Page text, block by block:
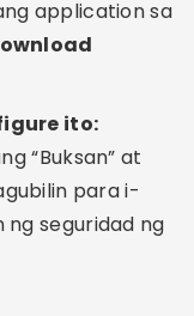
application sa
ito:
“Buksan” at
para i-
seguridad ng